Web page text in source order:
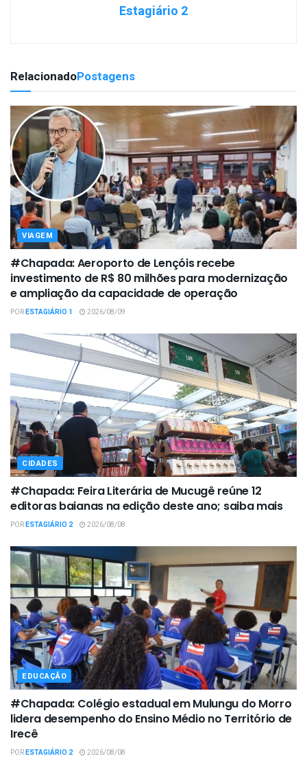
Estagiário 2
RelacionadoPostagens
VIAGEM
#Chapada: Aeroporto de Lençóis recebe
investimento de R$ 80 milhões para modernização
e ampliação da capacidade de operação
PORESTAGIÁRIO 1 2026/08/09
CIDADES
#Chapada: Feira Literária de Mucugê reúne 12
editoras baianas na edição deste ano; saiba mais
PORESTAGIÁRIO 2 2026/08/08
EDUCAÇÃO
#Chapada: Colégio estadual em Mulungu do Morro
lidera desempenho do Ensino Médio no Território de
Irecê
PORESTAGIÁRIO 2 2026/08/08